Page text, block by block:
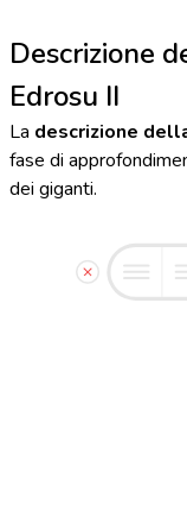
Descrizione
Edrosu II
La descrizione
fase di
dei giganti.